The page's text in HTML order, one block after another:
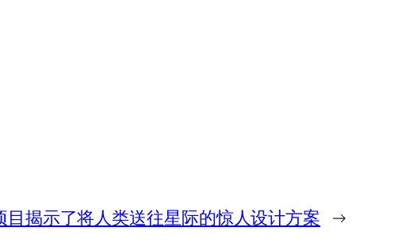
目揭示了将人类送往星际的惊人设计方案 →